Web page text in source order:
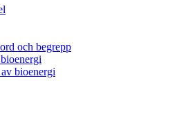
och begrepp
bioenergi